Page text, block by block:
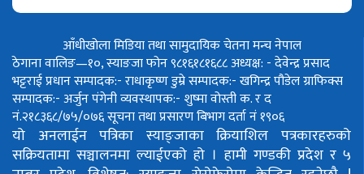
आँधीखोला मिडिया तथा सामुदायिक चेतना मन्च नेपाल
ठेगाना वालिङ—१०, स्याङजा फोन ९८१६१८१६८८अध्यक्ष: - देवेन्द्र प्रसाद
भट्टराईप्रधान सम्पादक:- राधाकृष्ण डुम्रेसम्पादक:- खगिन्द्र पौडेलग्राफिक्स
सम्पादक:- अर्जुन पंगेनीव्यवस्थापक:- शुष्मा वोस्तीक. र द
नं.२१८३६८/७५/०७६सूचना तथा प्रसारण बिभाग दर्ता नं १९०६
यो अनलाईन पत्रिका स्याङ्जाका क्रियाशिल पत्रकारहरुको
सक्रियतामा सञ्चालनमा ल्याईएको हो । हामी गण्डकी प्रदेश र ५